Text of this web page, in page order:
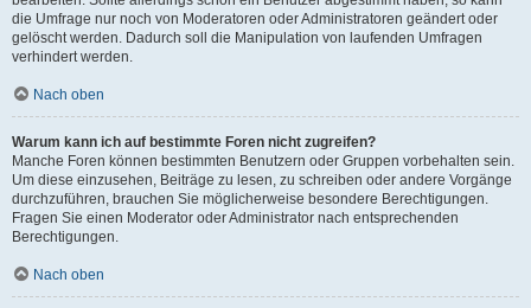
die Umfrage nur noch von Moderatoren oder Administratoren geändert oder
gelöscht werden. Dadurch soll die Manipulation von laufenden Umfragen
verhindert werden.
Nach oben
Warum kann ich auf bestimmte Foren nicht zugreifen?
Manche Foren können bestimmten Benutzern oder Gruppen vorbehalten sein.
Um diese einzusehen, Beiträge zu lesen, zu schreiben oder andere Vorgänge
durchzuführen, brauchen Sie möglicherweise besondere Berechtigungen.
Fragen Sie einen Moderator oder Administrator nach entsprechenden
Berechtigungen.
Nach oben